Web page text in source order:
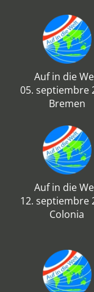
Auf in die
05. septiembre
Bremen
Auf in die
12. septiembre
Colonia